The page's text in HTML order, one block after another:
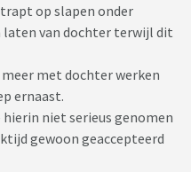
op slapen onder
van dochter terwijl dit
met dochter werken
ernaast.
niet serieus genomen
gewoon geaccepteerd